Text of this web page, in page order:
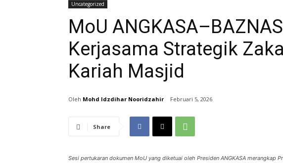
Uncategorized
MoU
Kerjasama Strategik
Kariah Masjid
Mohd Idzdihar Nooridzahir Februari 5, 2026
Share
Sesi pertukaran dokumen MoU yang diketuai oleh Presiden ANGKASA merangkap